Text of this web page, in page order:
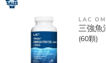
LAC
三強
(60顆)